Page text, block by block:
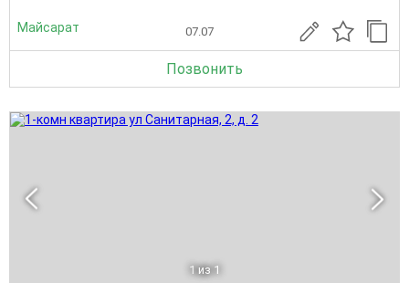
Майсарат 07.07
Позвонить
1 из 1